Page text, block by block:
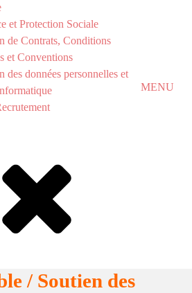
et Protection Sociale
de Contrats, Conditions
et Conventions
des données personnelles et
MENU
/ Soutien des